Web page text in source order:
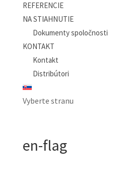
REFERENCIE
NA STIAHNUTIE
Dokumenty spoločnosti
KONTAKT
Kontakt
Distribútori
Vyberte stranu
en-flag